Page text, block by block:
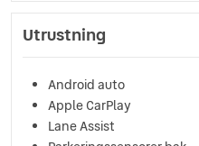
Utrustning
Android auto
Apple CarPlay
Lane Assist